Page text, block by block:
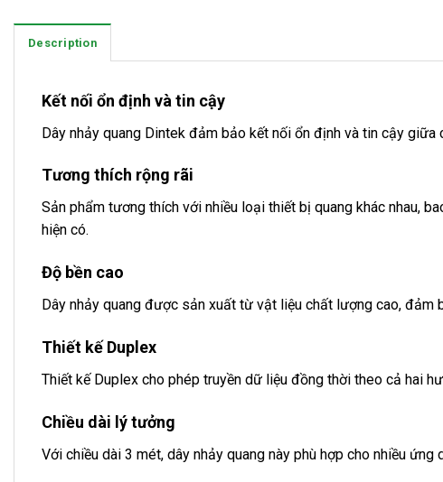
Description
Kết nối ổn định và tin cậy
Dây nhảy quang Dintek đảm bảo kết nối ổn định và tin cậy
Tương thích rộng rãi
Sản phẩm tương thích với nhiều loại thiết bị quang khác nhau,
hiện có.
Độ bền cao
Dây nhảy quang được sản xuất từ vật liệu chất lượng cao,
Thiết kế Duplex
Thiết kế Duplex cho phép truyền dữ liệu đồng thời theo cả hai
Chiều dài lý tưởng
Với chiều dài 3 mét, dây nhảy quang này phù hợp cho nhiều